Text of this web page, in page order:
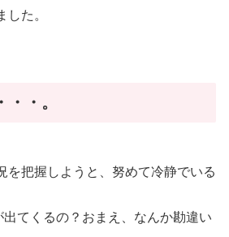
した。
・。
を把握しようと、努めて冷静でいる
出てくるの？おまえ、なんか勘違い